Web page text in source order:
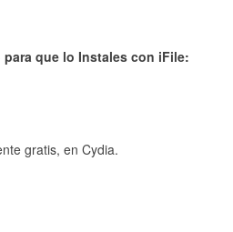
para que lo Instales con iFile:
gratis, en Cydia.